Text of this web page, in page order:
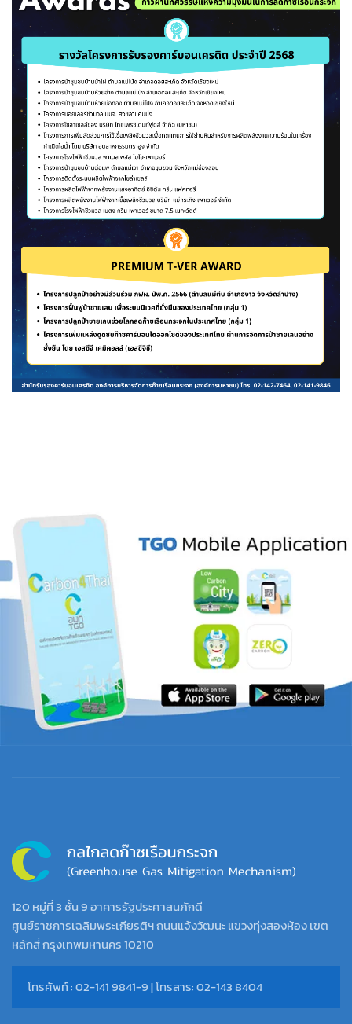
120 หมู่ที่ 3 ชั้น 9 อาคารรัฐประศาสนภักดี
ศูนย์ราชการเฉลิมพระเกียรติฯ ถนนแจ้งวัฒนะ แขวงทุ่งสองห้อง เขต
หลักสี่ กรุงเทพมหานคร 10210
โทรศัพท์ : 02-141 9841-9 | โทรสาร: 02-143 8404